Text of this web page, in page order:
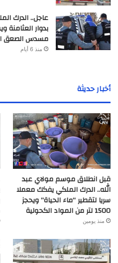
عاجل.. الدرك
بدوار
مسدس الصعق
منذ 6 أيام
أخبار حديثة
قبل انطلاق موسم مولاي عبد
الله.. الدرك الملكي يفكك معملا
سريا لتقطير “ماء الحياة” ويحجز
1500 لتر من المواد الكحولية
منذ يومين